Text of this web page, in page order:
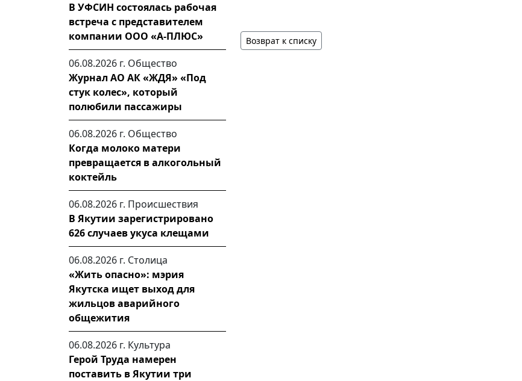
В УФСИН состоялась рабочая
встреча с представителем
компании ООО «А-ПЛЮС»
06.08.2026 г. Общество
Журнал АО АК «ЖДЯ» «Под
стук колес», который
полюбили пассажиры
06.08.2026 г. Общество
Когда молоко матери
превращается в алкогольный
коктейль
06.08.2026 г. Происшествия
В Якутии зарегистрировано
626 случаев укуса клещами
06.08.2026 г. Столица
«Жить опасно»: мэрия
Якутска ищет выход для
жильцов аварийного
общежития
06.08.2026 г. Культура
Герой Труда намерен
поставить в Якутии три
Возврат к списку